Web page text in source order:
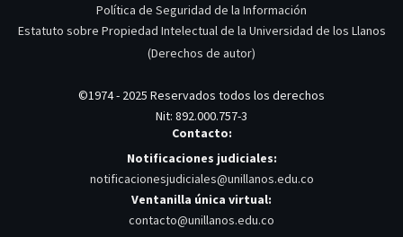
Política de Seguridad de la Información
Estatuto sobre Propiedad Intelectual de la Universidad de los Llanos
(Derechos de autor)
©1974 - 2025 Reservados todos los derechos
Nit: 892.000.757-3
Contacto:
Notificaciones judiciales:
notificacionesjudiciales@unillanos.edu.co
Ventanilla única virtual:
contacto@unillanos.edu.co